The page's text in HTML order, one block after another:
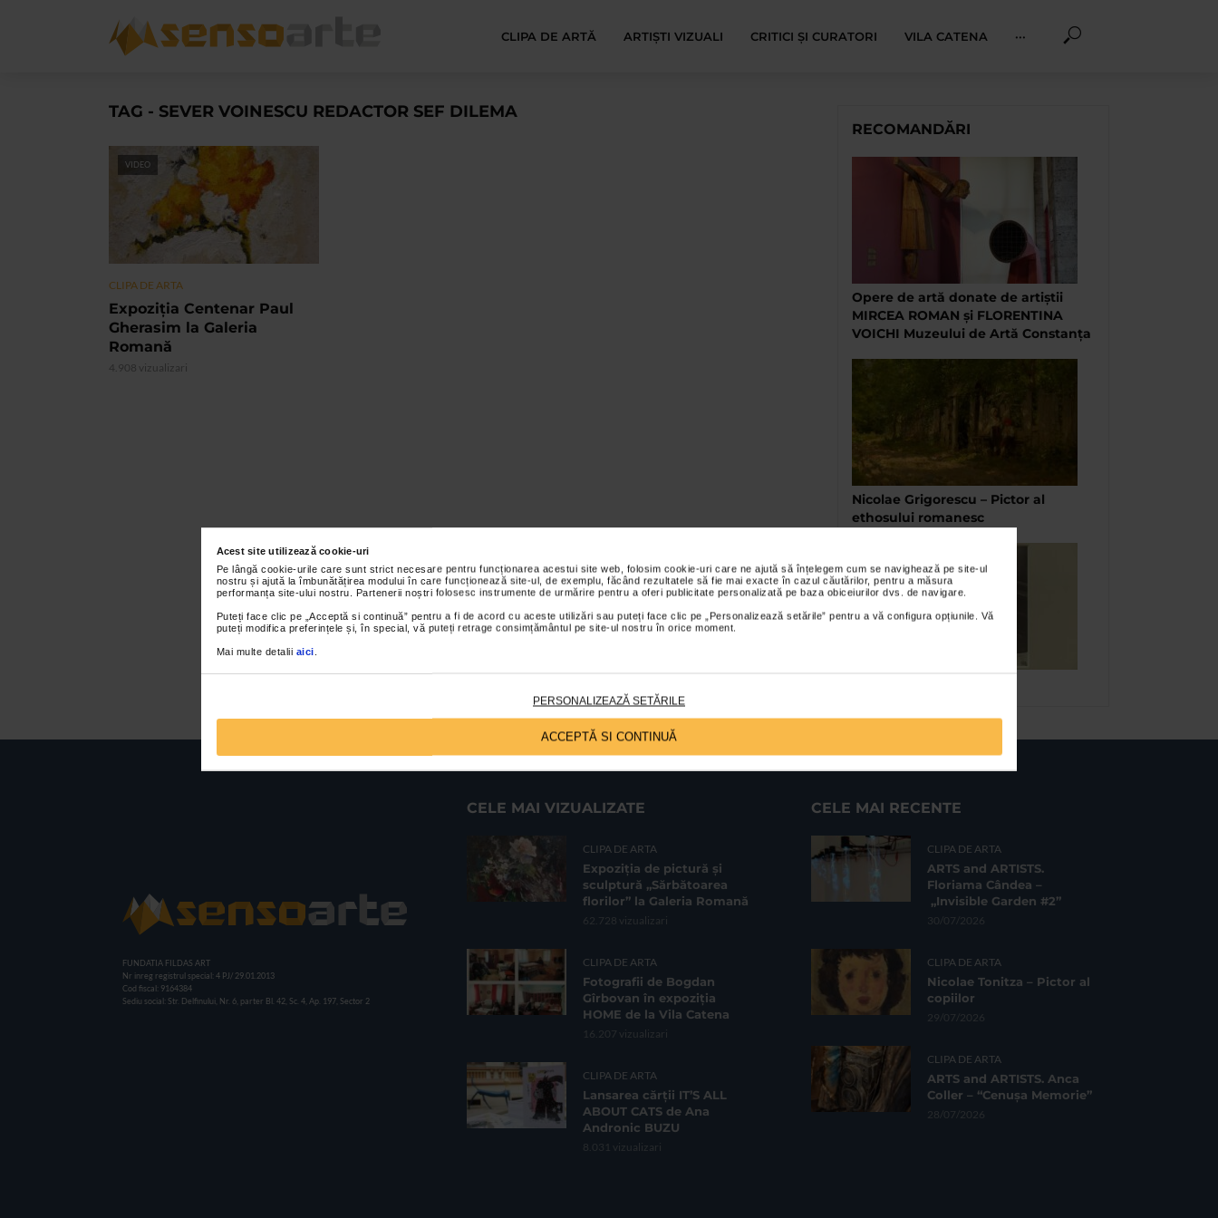
Acest site utilizează cookie-uri
Pe lângă cookie-urile care sunt strict necesare pentru funcționarea acestui site web, folosim cookie-uri care ne ajută să înțelegem cum se navighează pe site-ul
nostru și ajută la îmbunătățirea modului în care funcționează site-ul, de exemplu, făcând rezultatele să fie mai exacte în cazul căutărilor, pentru a măsura
performanța site-ului nostru. Partenerii noștri folosesc instrumente de urmărire pentru a oferi publicitate personalizată pe baza obiceiurilor dvs. de navigare.
Puteți face clic pe „Acceptă si continuă” pentru a fi de acord cu aceste utilizări sau puteți face clic pe „Personalizează setările” pentru a vă configura opțiunile. Vă
puteți modifica preferințele și, în special, vă puteți retrage consimțământul pe site-ul nostru în orice moment.
Mai multe detalii aici
PERSONALIZEAZĂ SETĂRILE
ACCEPTĂ SI CONTINUĂ
CLIPA DE ARTĂ ARTIȘTI VIZUALI CRITICI ȘI CURATORI VILA CATENA ···
TAG - SEVER VOINESCU REDACTOR SEF DILEMA
VIDEO
CLIPA DE ARTA
Expoziția Centenar Paul
Gherasim la Galeria
Romană
4.908 vizualizari
RECOMANDĂRI
Opere de artă donate de artiștii
MIRCEA ROMAN și FLORENTINA
VOICHI Muzeului de Artă Constanța
Nicolae Grigorescu – Pictor al
ethosului romanesc
FUNDATIA FILDAS ART
Nr inreg registrul special: 4 PJ/ 29.01.2013
Cod fiscal: 9164384
Sediu social: Str. Delfinului, Nr. 6, parter Bl. 42, Sc. 4, Ap. 197, Sector 2
CELE MAI VIZUALIZATE
CLIPA DE ARTA
Expoziția de pictură și
sculptură „Sărbătoarea
florilor” la Galeria Romană
62.728 vizualizari
CLIPA DE ARTA
Fotografii de Bogdan
Gîrbovan în expoziția
HOME de la Vila Catena
16.207 vizualizari
CLIPA DE ARTA
Lansarea cărții IT’S ALL
ABOUT CATS de Ana
Andronic BUZU
8.031 vizualizari
CELE MAI RECENTE
CLIPA DE ARTA
ARTS and ARTISTS.
Floriama Cândea –
„Invisible Garden #2”
30/07/2026
CLIPA DE ARTA
Nicolae Tonitza – Pictor al
copiilor
29/07/2026
CLIPA DE ARTA
ARTS and ARTISTS. Anca
Coller – “Cenușa Memorie”
28/07/2026